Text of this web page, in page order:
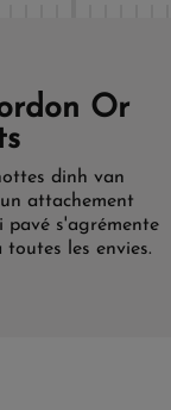
Or
dinh van
attachement
pavé s'agrémente
les envies.